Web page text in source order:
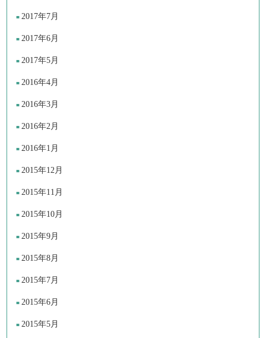
2017年7月
2017年6月
2017年5月
2016年4月
2016年3月
2016年2月
2016年1月
2015年12月
2015年11月
2015年10月
2015年9月
2015年8月
2015年7月
2015年6月
2015年5月